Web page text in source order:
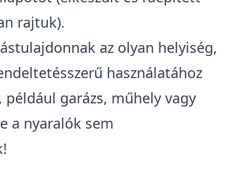
a vagyonszerző
veheti, illetve
szemlét tarthat,
be, vagy azingatlan
adatait is